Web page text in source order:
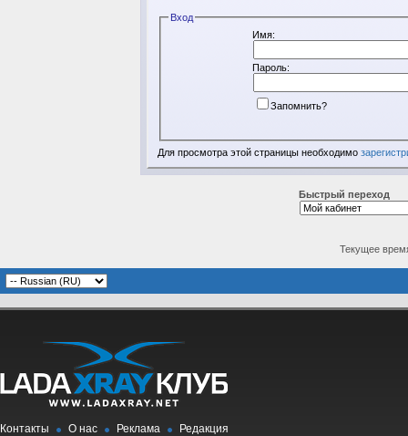
Вход
Имя:
Пароль:
Запомнить?
Для просмотра этой страницы необходимо
Быстрый переход
Текущее
Контакты О нас Реклама Редакция